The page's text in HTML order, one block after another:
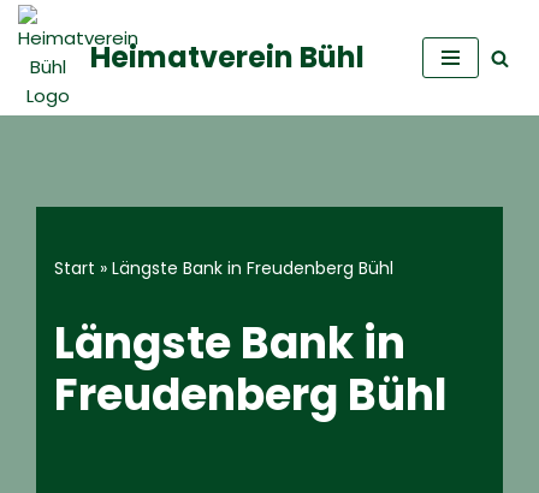
Zum
Inhalt
springen
Heimatverein Bühl
Start » Längste Bank in Freudenberg Bühl
Längste Bank in
Freudenberg Bühl